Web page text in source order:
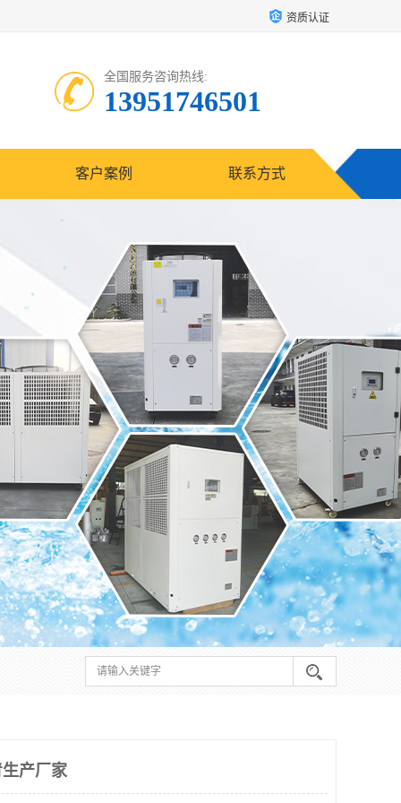
资质认证
全国服务咨询热线:
13951746501
客户案例 联系方式
产厂家